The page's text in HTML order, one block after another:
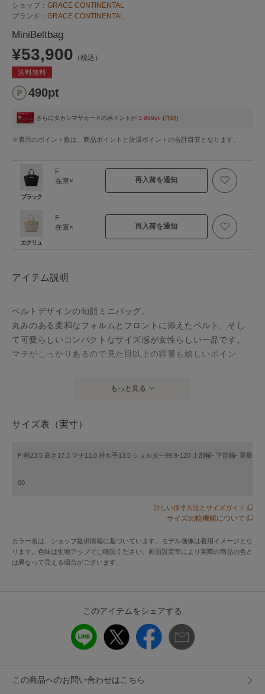
ショップ： GRACE CONTINENTAL
ブランド： GRACE CONTINENTAL
MiniBeltbag
¥53,900 （税込）
送料無料
490pt
さらにタカシマヤカードのポイントが 3,969pt (詳細)
※表示のポイント数は、商品ポイントと決済ポイントの合計目安となります。
ブラック
F
在庫×
再入荷を通知
エクリュ
F
在庫×
再入荷を通知
アイテム説明
ベルトデザインの旬顔ミニバッグ。
丸みのある柔和なフォルムとフロントに添えたベルト、そし
て可愛らしいコンパクトなサイズ感が女性らしい一品です。
マチがしっかりあるので見た目以上の容量も嬉しいポイン
伝統的な草花のモチーフを手彫りしたCarving Tribesの定番シ
に深まる風合いや経年変化による表情の移ろいをお楽しみい
※天然皮革製品の購入にあたっての注意点※ 天然素材を使用
し、手作業を加えている為一点一点風合いや色の出方・サイ
ズが若干異なります。予めご了承下さいませ。 この製品は天
然皮革を使用していますので、使用を重ねるうちに色合いや
風合いの変化などが見られます。 使用中に摩擦により多少染
避け下さい。 雨や汗、水に濡れた場合は特に移染しやすくな
ります。出来るだけ濡らさないように注意してください。 乾
燥させる場合は必ず陰干ししてください。天日、直火は硬化
の原因になりますので、絶対にお避け下さい。 日光や蛍光灯
のでくれぐれも注意ください。
もっと見る
サイズ表（実寸）
F:幅23.5 高さ17.3 マチ11.0 持ち手13.5 ショルダー99.9-120 上部幅- 下部幅- 重量(g)-
00
詳しい採寸方法とサイズガイド
サイズ比較機能について
カラー名は、ショップ提供情報に基づいています。モデル画像は着用イメージとな
ります。色味は生地アップでご確認ください。画面設定等により実際の商品の色と
は異なって見える場合がございます。
このアイテムをシェアする
この商品へのお問い合わせはこちら